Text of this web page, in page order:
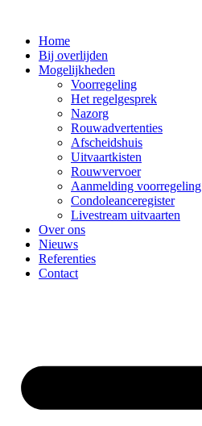
inhoud
Home
Bij overlijden
Mogelijkheden
Voorregeling
Het regelgesprek
Nazorg
Rouwadvertenties
Afscheidshuis
Uitvaartkisten
Rouwvervoer
Aanmelding voorregeling
Condoleanceregister
Livestream uitvaarten
Over ons
Nieuws
Referenties
Contact